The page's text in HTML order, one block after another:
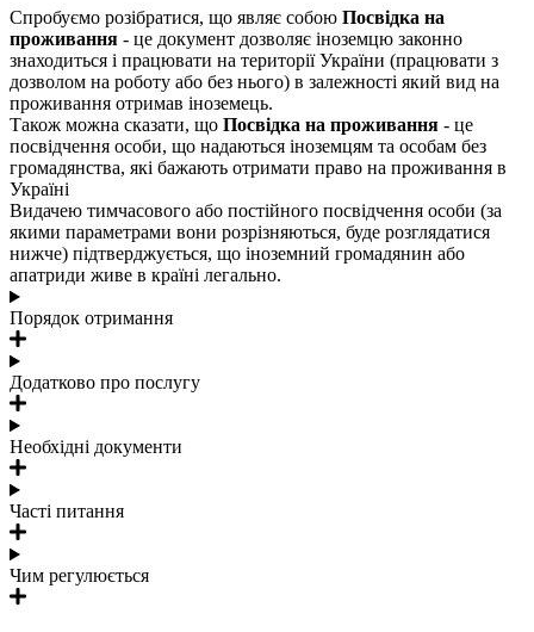
Спробуємо розібратися, що являє собою Посвідка на
проживання - це документ дозволяє іноземцю законно
знаходиться і працювати на території України (працювати з
дозволом на роботу або без нього) в залежності який вид на
проживання отримав іноземець.
Також можна сказати, що Посвідка на проживання - це
посвідчення особи, що надаються іноземцям та особам без
громадянства, які бажають отримати право на проживання в
Україні
Видачею тимчасового або постійного посвідчення особи (за
якими параметрами вони розрізняються, буде розглядатися
нижче) підтверджується, що іноземний громадянин або
апатриди живе в країні легально.
Порядок отримання
Додатково про послугу
Необхідні документи
Часті питання
Чим регулюється